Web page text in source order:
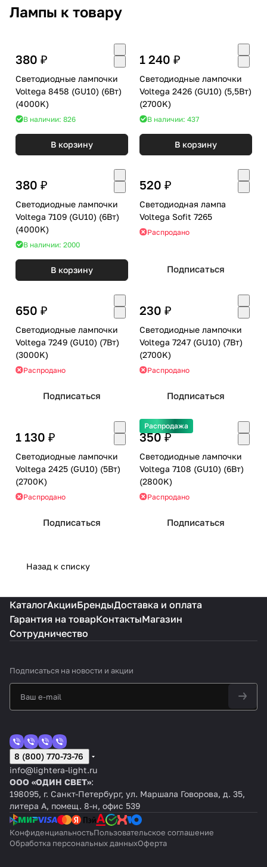
Лампы к товару
380 ₽
Светодиодные лампочки
Voltega 8458 (GU10) (6Вт)
(4000K)
В наличии: 826
В корзину
1 240 ₽
Светодиодные лампочки
Voltega 2426 (GU10) (5,5Вт)
(2700K)
В наличии: 437
В корзину
380 ₽
Светодиодные лампочки
Voltega 7109 (GU10) (6Вт)
(4000K)
В наличии: 2000
В корзину
520 ₽
Светодиодная лампа
Voltega Sofit 7265
Распродано
Подписаться
650 ₽
Светодиодные лампочки
Voltega 7249 (GU10) (7Вт)
(3000K)
Распродано
Подписаться
230 ₽
Светодиодные лампочки
Voltega 7247 (GU10) (7Вт)
(2700K)
Распродано
Подписаться
1 130 ₽
Светодиодные лампочки
Voltega 2425 (GU10) (5Вт)
(2700K)
Распродано
Подписаться
Распродажа
350 ₽
Светодиодные лампочки
Voltega 7108 (GU10) (6Вт)
(2800K)
Распродано
Подписаться
Назад к списку
КаталогАкцииБрендыДоставка и оплата
Гарантия на товарКонтактыМагазин
Сотрудничество
Подписаться на новости и акции
8 (800) 770-73-76
info@lightera-light.ru
ООО «ОДИН СВЕТ»:
198095, г. Санкт-Петербург, ул. Маршала Говорова, д. 35,
литера А, помещ. 8-н, офис 539
КонфиденциальностьПользовательское соглашение
Обработка персональных данныхОферта